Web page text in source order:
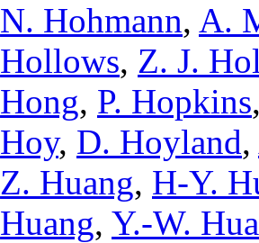
N. Hohmann, A.
Hollows, Z. J.
Hong, P. Hopkins
Hoy, D. Hoyland,
Z. Huang, H-Y.
Huang, Y.-W.